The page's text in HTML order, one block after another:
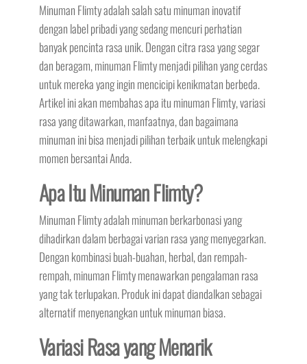
Minuman Flimty adalah salah satu minuman inovatif
dengan label pribadi yang sedang mencuri perhatian
banyak pencinta rasa unik. Dengan citra rasa yang segar
dan beragam, minuman Flimty menjadi pilihan yang cerdas
untuk mereka yang ingin mencicipi kenikmatan berbeda.
Artikel ini akan membahas apa itu minuman Flimty, variasi
rasa yang ditawarkan, manfaatnya, dan bagaimana
minuman ini bisa menjadi pilihan terbaik untuk melengkapi
momen bersantai Anda.
Apa Itu Minuman Flimty?
Minuman Flimty adalah minuman berkarbonasi yang
dihadirkan dalam berbagai varian rasa yang menyegarkan.
Dengan kombinasi buah-buahan, herbal, dan rempah-
rempah, minuman Flimty menawarkan pengalaman rasa
yang tak terlupakan. Produk ini dapat diandalkan sebagai
alternatif menyenangkan untuk minuman biasa.
Variasi Rasa yang Menarik